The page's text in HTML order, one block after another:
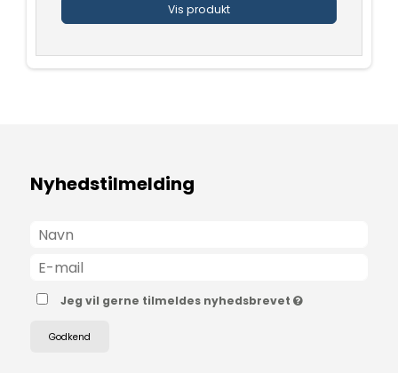
Vis produkt
Nyhedstilmelding
Jeg vil gerne tilmeldes nyhedsbrevet
Godkend